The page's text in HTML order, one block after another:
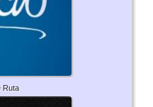
Ruta